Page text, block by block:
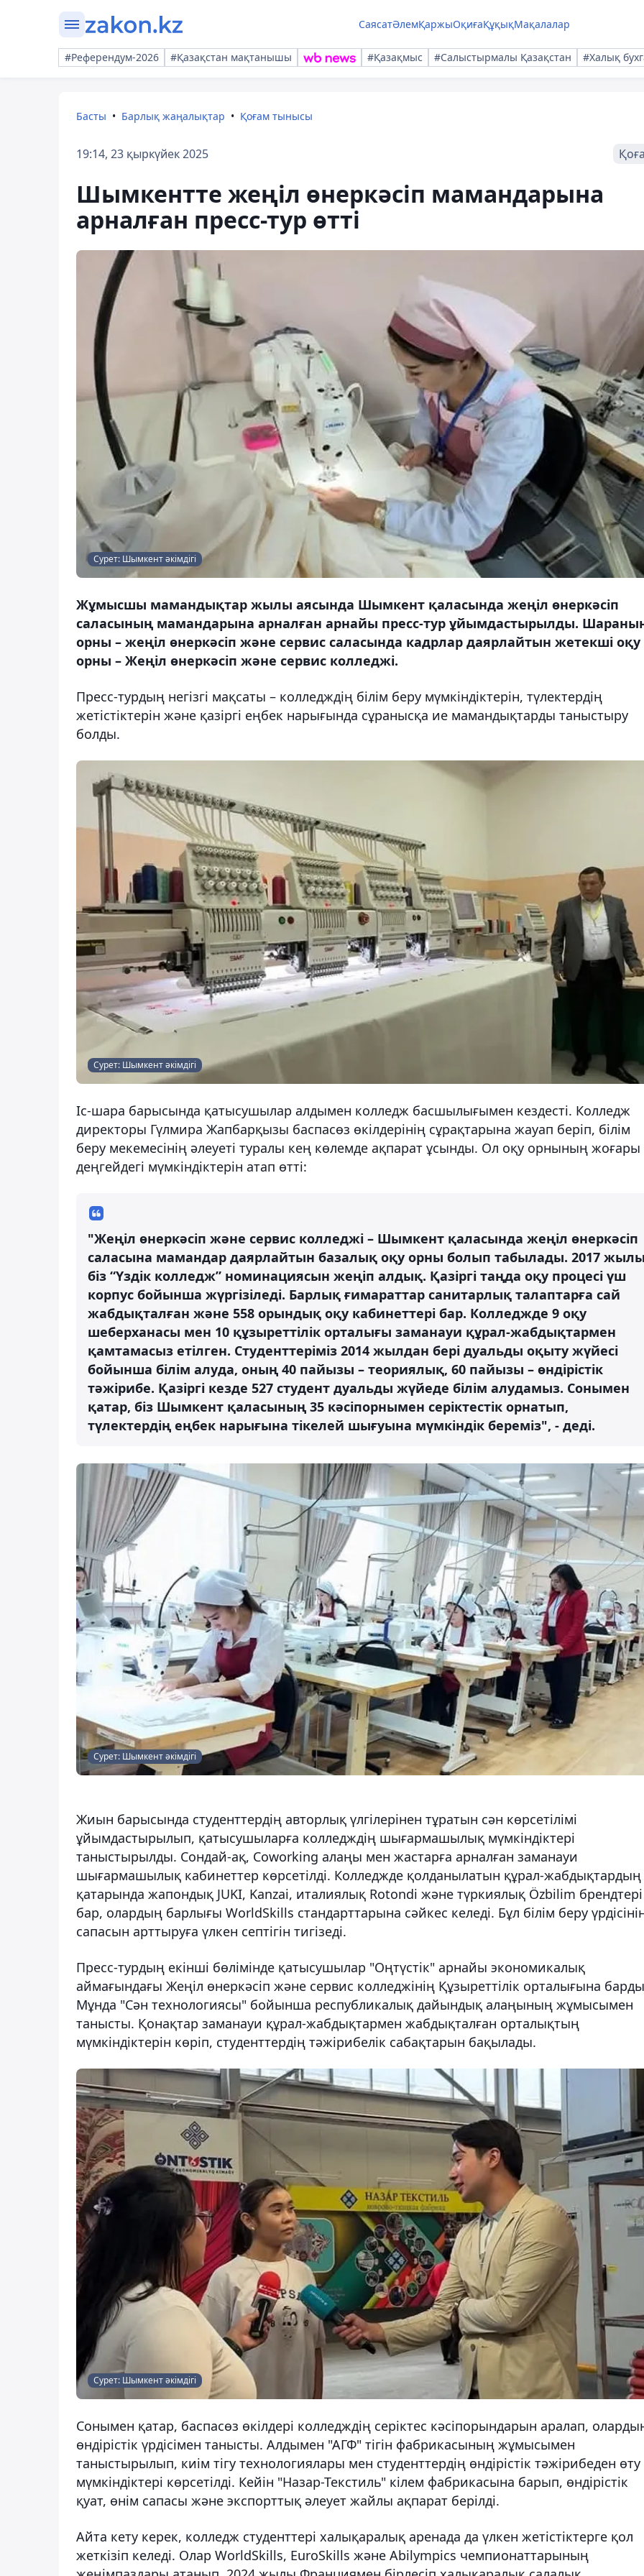
СаясатӘлемҚаржыОқиғаҚұқықМақалалар
#Референдум-2026 #Қазақстан мақтанышы #Қазақмыс #Салыстырмалы Қазақстан #Халық
Басты Барлық жаңалықтар Қоғам тынысы
19:14, 23 қыркүйек 2025
Шымкентте жеңіл өнеркәсіп мамандарына
арналған пресс-тур өтті
Сурет: Шымкент әкімдігі
Жұмысшы мамандықтар жылы аясында Шымкент қаласында жеңіл өнеркәсіп
саласының мамандарына арналған арнайы пресс-тур ұйымдастырылды.
орны – жеңіл өнеркәсіп және сервис саласында кадрлар даярлайтын жетекші оқу
орны – Жеңіл өнеркәсіп және сервис колледжі.
Пресс-турдың негізгі мақсаты – колледждің білім беру мүмкіндіктерін, түлектердің
жетістіктерін және қазіргі еңбек нарығында сұранысқа ие мамандықтарды таныстыру
болды.
Сурет: Шымкент әкімдігі
Іс-шара барысында қатысушылар алдымен колледж басшылығымен кездесті. Колледж
директоры Гүлмира Жапбарқызы баспасөз өкілдерінің сұрақтарына жауап беріп, білім
беру мекемесінің әлеуеті туралы кең көлемде ақпарат ұсынды. Ол оқу орнының жоғары
деңгейдегі мүмкіндіктерін атап өтті:
"Жеңіл өнеркәсіп және сервис колледжі – Шымкент қаласында жеңіл өнеркәсіп
саласына мамандар даярлайтын базалық оқу орны болып табылады. 2017
біз “Үздік колледж” номинациясын жеңіп алдық. Қазіргі таңда оқу процесі үш
корпус бойынша жүргізіледі. Барлық ғимараттар санитарлық талаптарға сай
жабдықталған және 558 орындық оқу кабинеттері бар. Колледжде 9 оқу
шеберханасы мен 10 құзыреттілік орталығы заманауи құрал-жабдықтармен
қамтамасыз етілген. Студенттеріміз 2014 жылдан бері дуальды оқыту жүйесі
бойынша білім алуда, оның 40 пайызы – теориялық, 60 пайызы – өндірістік
тәжірибе. Қазіргі кезде 527 студент дуальды жүйеде білім алудамыз. Сонымен
қатар, біз Шымкент қаласының 35 кәсіпорнымен серіктестік орнатып,
түлектердің еңбек нарығына тікелей шығуына мүмкіндік береміз", - деді.
Сурет: Шымкент әкімдігі
Жиын барысында студенттердің авторлық үлгілерінен тұратын сән көрсетілімі
ұйымдастырылып, қатысушыларға колледждің шығармашылық мүмкіндіктері
таныстырылды. Сондай-ақ, Coworking алаңы мен жастарға арналған заманауи
шығармашылық кабинеттер көрсетілді. Колледжде қолданылатын құрал-жабдықтардың
қатарында жапондық JUKI, Kanzai, италиялық Rotondi және түркиялық Özbilim брендтері
бар, олардың барлығы WorldSkills стандарттарына сәйкес келеді. Бұл білім беру
сапасын арттыруға үлкен септігін тигізеді.
Пресс-турдың екінші бөлімінде қатысушылар "Оңтүстік" арнайы экономикалық
аймағындағы Жеңіл өнеркәсіп және сервис колледжінің Құзыреттілік орталығына
Мұнда "Сән технологиясы" бойынша республикалық дайындық алаңының жұмысымен
танысты. Қонақтар заманауи құрал-жабдықтармен жабдықталған орталықтың
мүмкіндіктерін көріп, студенттердің тәжірибелік сабақтарын бақылады.
Сурет: Шымкент әкімдігі
Сонымен қатар, баспасөз өкілдері колледждің серіктес кәсіпорындарын аралап,
өндірістік үрдісімен танысты. Алдымен "АГФ" тігін фабрикасының жұмысымен
таныстырылып, киім тігу технологиялары мен студенттердің өндірістік тәжірибеден өту
мүмкіндіктері көрсетілді. Кейін "Назар-Текстиль" кілем фабрикасына барып, өндірістік
қуат, өнім сапасы және экспорттық әлеует жайлы ақпарат берілді.
Айта кету керек, колледж студенттері халықаралық аренада да үлкен жетістіктерге қол
жеткізіп келеді. Олар WorldSkills, EuroSkills және Abilympics чемпионаттарының